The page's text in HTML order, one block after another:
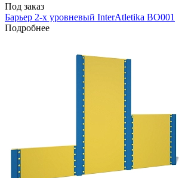
Под заказ
Барьер 2-х уровневый InterAtletika ВО001
Подробнее